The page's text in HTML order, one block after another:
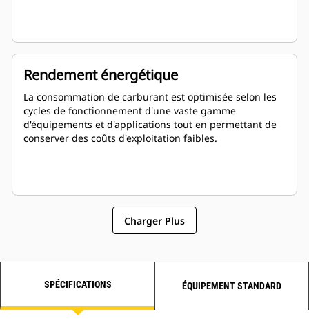
Rendement énergétique
La consommation de carburant est optimisée selon les
cycles de fonctionnement d'une vaste gamme
d'équipements et d'applications tout en permettant de
conserver des coûts d'exploitation faibles.
Charger Plus
SPÉCIFICATIONS ÉQUIPEMENT STANDARD